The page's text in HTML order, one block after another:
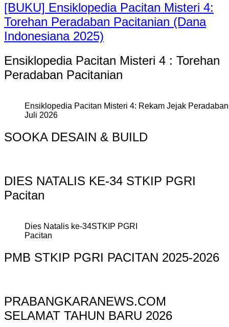
[BUKU] Ensiklopedia Pacitan Misteri 4:
Torehan Peradaban Pacitanian (Dana
Indonesiana 2025)
Ensiklopedia Pacitan Misteri 4 : Torehan
Peradaban Pacitanian
Ensiklopedia Pacitan Misteri 4: Rekam Jejak
Juli 2026
SOOKA DESAIN & BUILD
DIES NATALIS KE-34 STKIP PGRI
Pacitan
Dies Natalis ke-34STKIP PGRI
Pacitan
PMB STKIP PGRI PACITAN 2025-2026
PRABANGKARANEWS.COM
SELAMAT TAHUN BARU 2026